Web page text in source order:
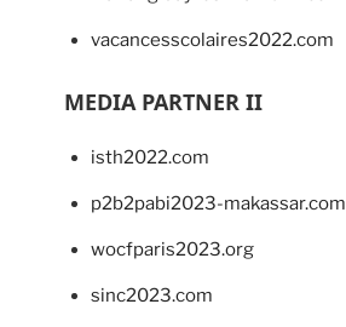
vacancesscolaires2022.com
MEDIA PARTNER II
isth2022.com
p2b2pabi2023-makassar.com
wocfparis2023.org
sinc2023.com